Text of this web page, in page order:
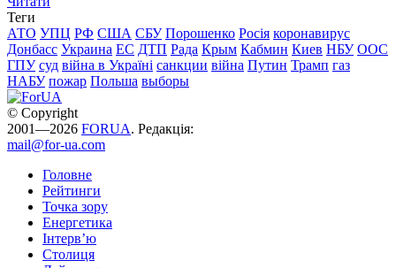
Теги
АТО УПЦ РФ США СБУ Порошенко Росія коронавирус
Донбасс Украина ЕС ДТП Рада Крым Кабмин Киев НБУ ООС
ГПУ суд війна в Україні санкции війна Путин Трамп газ
НАБУ пожар Польша выборы
© Copyright
2001—2026 FORUA. Редакція:
mail@for-ua.com
Головне
Рейтинги
Точка зору
Енергетика
Інтерв’ю
Столиця